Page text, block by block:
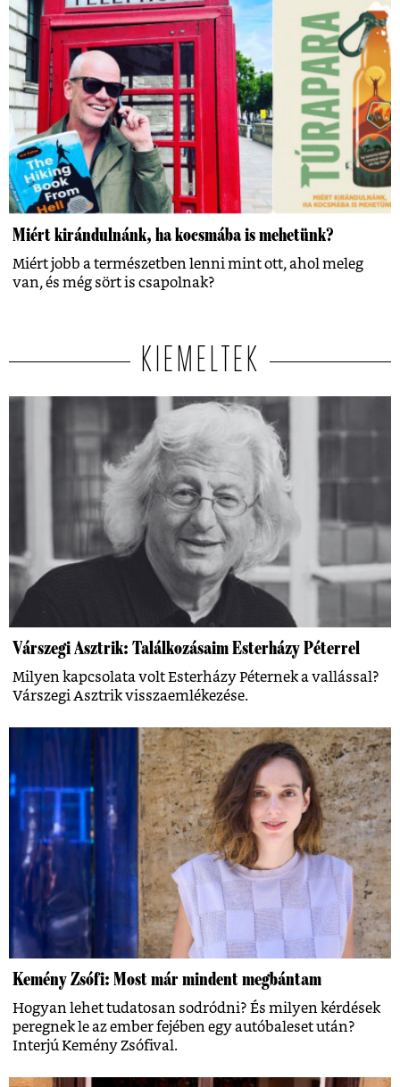
Miért kirándulnánk, ha kocsmába is mehetünk?
Miért jobb a természetben lenni mint ott, ahol meleg
van, és még sört is csapolnak?
KIEMELTEK
Várszegi Asztrik: Találkozásaim Esterházy Péterrel
Milyen kapcsolata volt Esterházy Péternek a vallással?
Várszegi Asztrik visszaemlékezése.
Kemény Zsófi: Most már mindent megbántam
Hogyan lehet tudatosan sodródni? És milyen kérdések
peregnek le az ember fejében egy autóbaleset után?
Interjú Kemény Zsófival.